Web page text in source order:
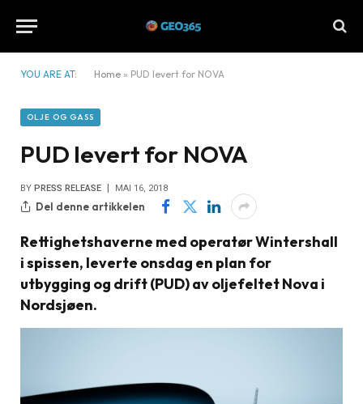
YOU ARE AT: Home » PUD levert for NOVA
OLJE OG GASS
PUD levert for NOVA
BY PRESS RELEASE MAI 16, 2018
Del denne artikkelen
Rettighetshaverne med operatør Wintershall
i spissen, leverte onsdag en plan for
utbygging og drift (PUD) av oljefeltet Nova i
Nordsjøen.